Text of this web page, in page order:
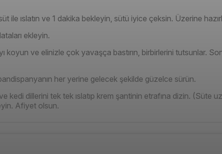
ile ıslatın ve 1 dakika bekleyin, sütü iyice çeksin. Üzerine
ekleyin.
koyun ve elinizle çok yavaşça bastırın, birbirlerini tutsunlar.
her yerine gelecek şekilde güzelce sürün.
kedi dillerini tek tek ıslatıp krem şantinin etrafına dizin. (Süte
Afiyet olsun.